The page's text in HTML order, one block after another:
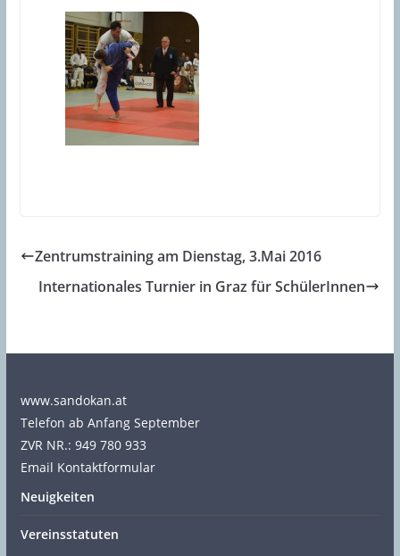
Zentrumstraining am Dienstag, 3.Mai 2016
Internationales Turnier in Graz für SchülerInnen
www.sandokan.at
Telefon ab Anfang September
ZVR NR.: 949 780 933
Email Kontaktformular
Neuigkeiten
Vereinsstatuten